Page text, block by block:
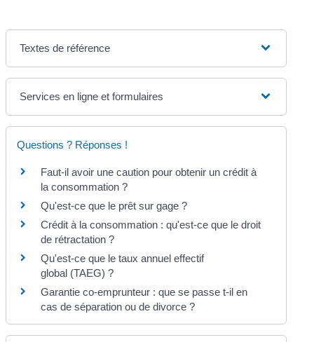
Textes de référence
Services en ligne et formulaires
Questions ? Réponses !
Faut-il avoir une caution pour obtenir un crédit à
la consommation ?
Qu'est-ce que le prêt sur gage ?
Crédit à la consommation : qu'est-ce que le droit
de rétractation ?
Qu'est-ce que le taux annuel effectif
global (TAEG) ?
Garantie co-emprunteur : que se passe t-il en
cas de séparation ou de divorce ?